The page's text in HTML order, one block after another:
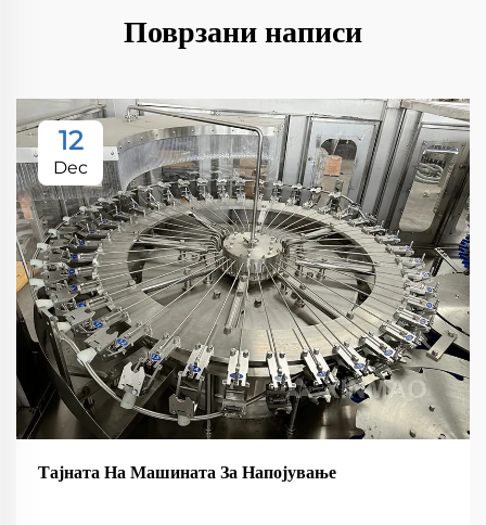
Поврзани написи
12
Dec
Тајната На Машината За Напојување